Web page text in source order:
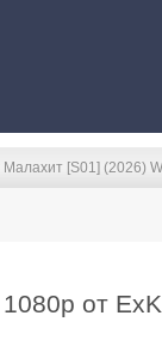
Малахит [S01] (2026)
от